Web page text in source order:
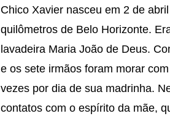
Chico Xavier nasceu em 2 de
quilômetros de Belo Horizonte.
lavadeira Maria João de Deus.
e os sete irmãos foram morar
vezes por dia de sua madrinha.
contatos com o espírito da mãe,